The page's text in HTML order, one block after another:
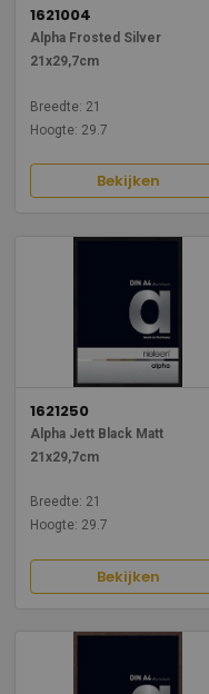
1621004
Alpha Frosted Silver
21x29,7cm
Breedte: 21
Hoogte: 29.7
Bekijken
1621250
Alpha Jett Black Matt
21x29,7cm
Breedte: 21
Hoogte: 29.7
Bekijken